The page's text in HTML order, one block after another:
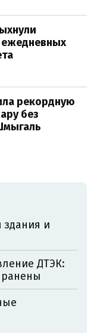
рекордную
без
здания и
ДТЭК: